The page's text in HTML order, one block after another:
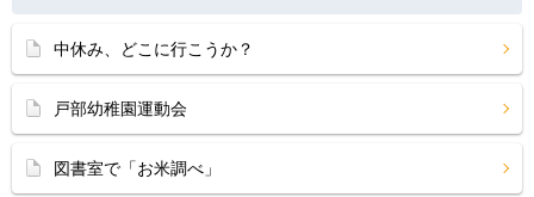
中休み、どこに行こうか？
戸部幼稚園運動会
図書室で「お米調べ」